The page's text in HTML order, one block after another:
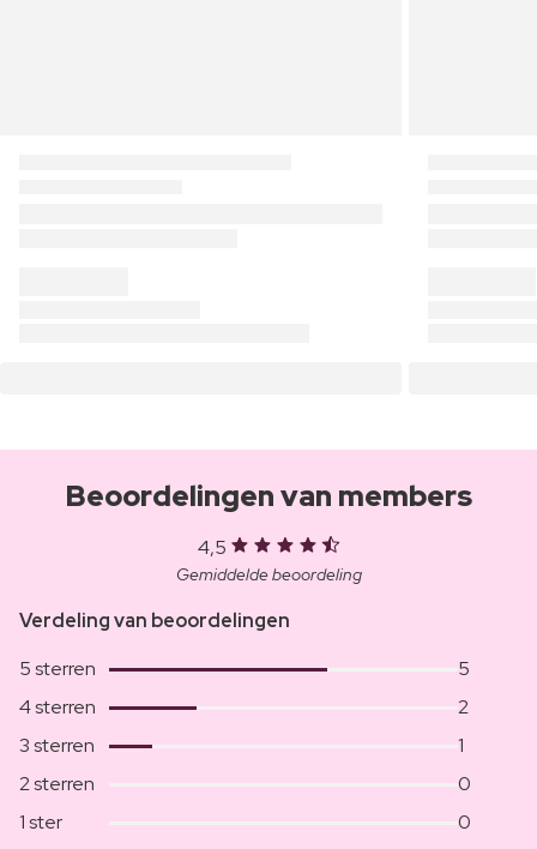
Beoordelingen van members
4,5
Gemiddelde beoordeling
Verdeling van beoordelingen
5 sterren
5
4 sterren
2
3 sterren
1
2 sterren
0
1 ster
0